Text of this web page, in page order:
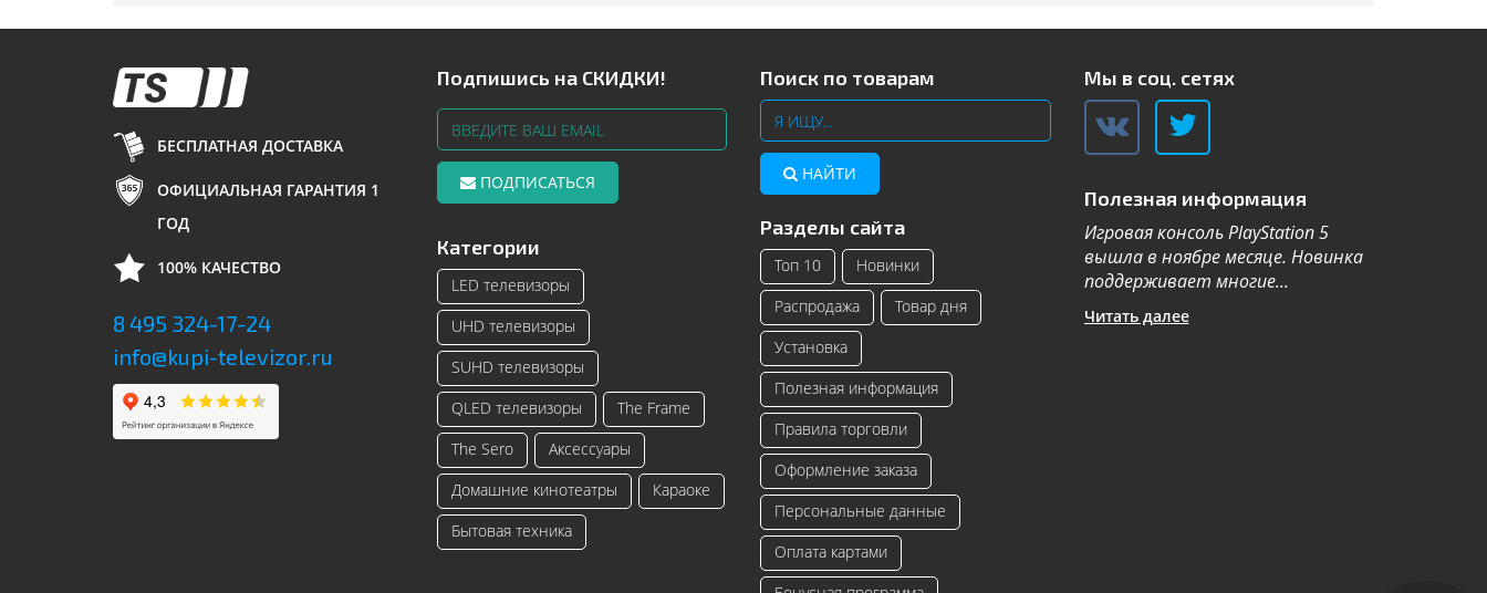
БЕСПЛАТНАЯ ДОСТАВКА
ОФИЦИАЛЬНАЯ ГАРАНТИЯ 1
ГОД
100% КАЧЕСТВО
8 495 324-17-24
info@kupi-televizor.ru
Подпишись на СКИДКИ!
ПОДПИСАТЬСЯ
Категории
LED телевизоры
UHD телевизоры
SUHD телевизоры
QLED телевизоры
The Frame
The Sero
Аксессуары
Домашние кинотеатры
Караоке
Бытовая техника
Поиск по товарам
НАЙТИ
Разделы сайта
Топ 10
Новинки
Распродажа
Товар дня
Установка
Полезная информация
Правила торговли
Оформление заказа
Персональные данные
Оплата картами
Мы в соц. сетях
Полезная информация
Телевизоры Samsung с изогнутым
экраном – инновационные модели
телевизоро...
Читать далее
Читать далее
Игровая консоль PlayStation 5
вышла в ноябре месяце. Новинка
поддерживает многие...
Читать далее